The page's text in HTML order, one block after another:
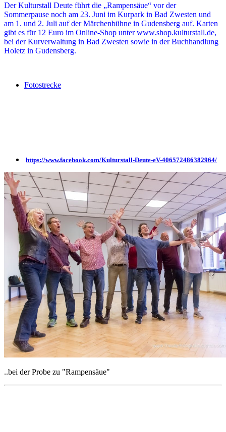
Der Kulturstall Deute führt die „Rampensäue“ vor der
Sommerpause noch am 23. Juni im Kurpark in Bad Zwesten und
am 1. und 2. Juli auf der Märchenbühne in Gudensberg auf. Karten
gibt es für 12 Euro im Online-Shop unterwww.shop.kulturstall.de,
bei der Kurverwaltung in Bad Zwesten sowie in der Buchhandlung
Holetz in Gudensberg.
Fotostrecke
https://www.facebook.com/Kulturstall-Deute-eV-406572486382964/
..bei der Probe zu "Rampensäue"